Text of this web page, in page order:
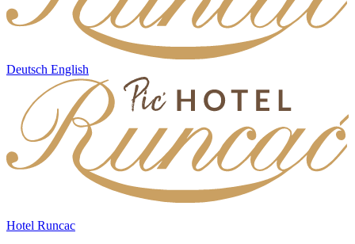
Deutsch English
Hotel Runcac